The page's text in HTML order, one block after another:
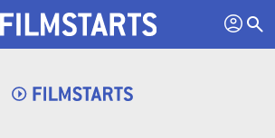
profil search